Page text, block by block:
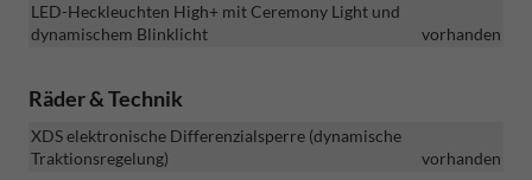
LED-Heckleuchten High+ mit Ceremony Light und
dynamischem Blinklicht
vorhanden
Räder & Technik
XDS elektronische Differenzialsperre (dynamische
Traktionsregelung)
vorhanden